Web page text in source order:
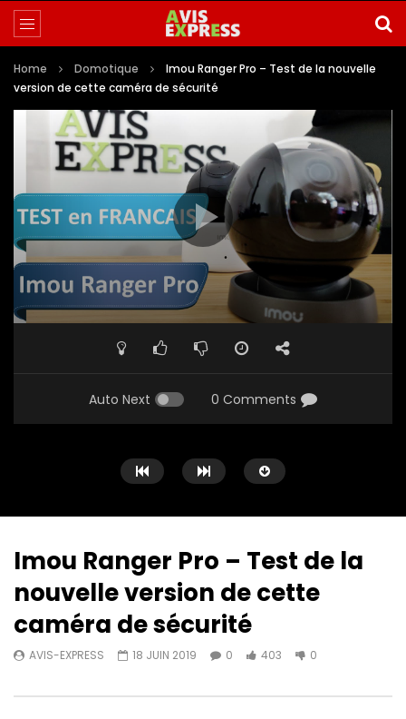
Home Domotique
Imou Ranger Pro – Test de la nouvelle
version de cette caméra de sécurité
Auto Next 0 Comments
Watch Later
fait c’est super cool !
0
484 0
caméra de
AVIS-EXPRESS
1
Imou Ranger Pro – Test de la
nouvelle version de cette
caméra de sécurité
AVIS-EXPRESS 18 JUIN 2019 0 403 0